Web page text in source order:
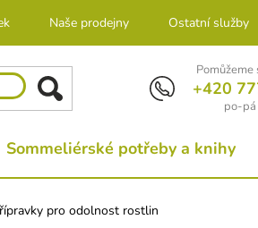
Naše prodejny Ostatní služby
Pomůžeme
+420
po-
Sommeliérské potřeby a knihy
pro odolnost rostlin